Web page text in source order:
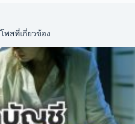
โพสที่เกี่ยวข้อง